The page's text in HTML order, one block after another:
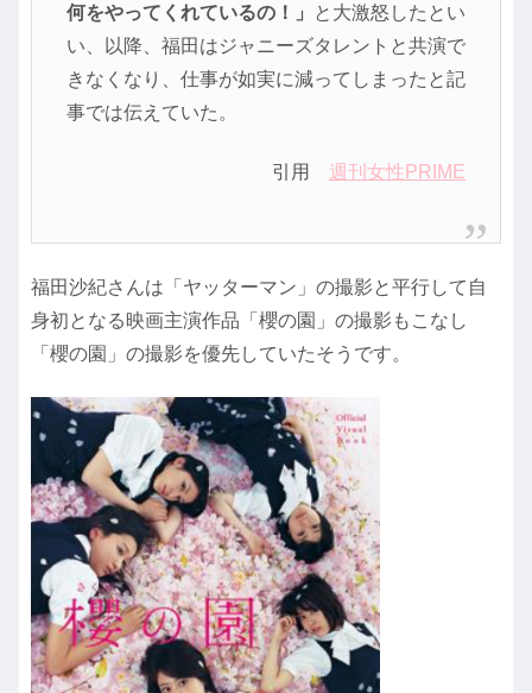
何をやってくれているの！」
と大激怒したとい
い、以降、福田はジャニーズタレントと共演で
きなくなり、仕事が如実に減ってしまったと記
事では伝えていた。
引用 週刊女性PRIME
福田沙紀さんは「ヤッターマン」の撮影と平行して自
身初となる映画主演作品「櫻の園」の撮影もこなし
「櫻の園」の撮影を優先していたそうです。